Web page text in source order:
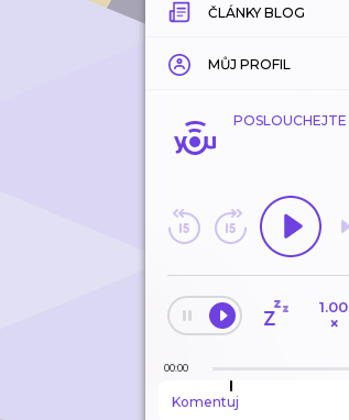
ČLÁNKY BLOG
MŮJ PROFIL
POSLOUCHEJTE
1.00
×
00:00
Komentuj